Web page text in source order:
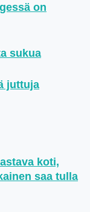
on
sukua
juttuja
koti,
saa tulla